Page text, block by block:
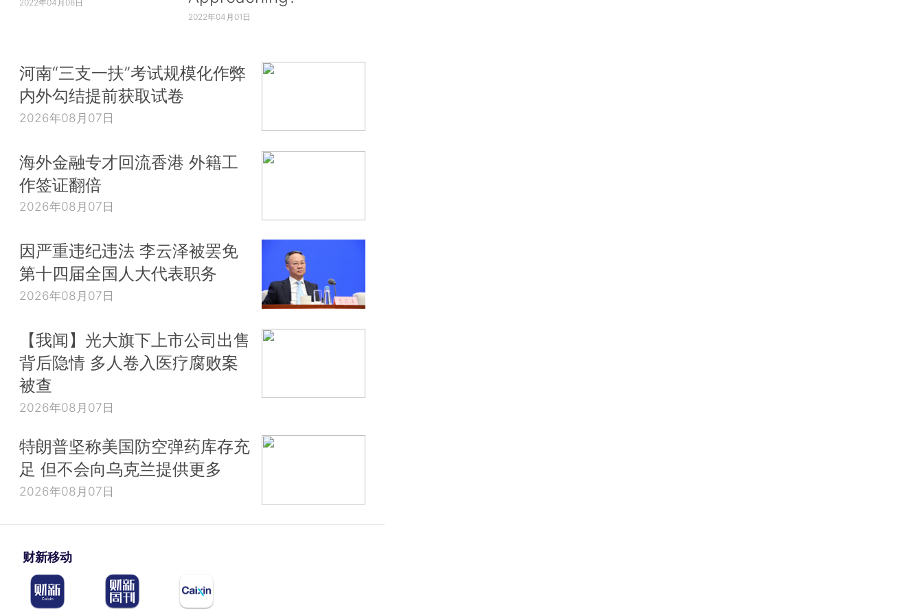
2022年04月06日
2022年04月01日
河南“三支一扶”考试规模化作弊
内外勾结提前获取试卷
2026年08月07日
海外金融专才回流香港 外籍工
作签证翻倍
2026年08月07日
因严重违纪违法 李云泽被罢免
第十四届全国人大代表职务
2026年08月07日
【我闻】光大旗下上市公司出售
背后隐情 多人卷入医疗腐败案
被查
2026年08月07日
特朗普坚称美国防空弹药库存充
足 但不会向乌克兰提供更多
2026年08月07日
财新移动